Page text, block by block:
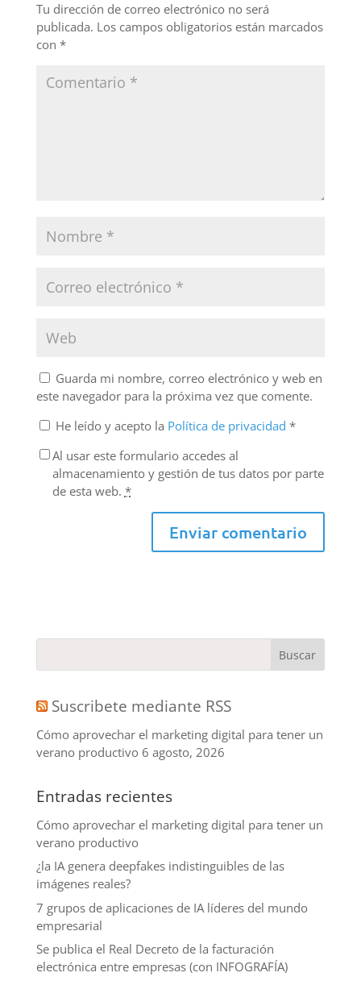
o
k
Tu dirección de correo electrónico no será
publicada. Los campos obligatorios están marcados
con *
Guarda mi nombre, correo electrónico y web en
este navegador para la próxima vez que comente.
He leído y acepto la Política de privacidad *
Al usar este formulario accedes al
almacenamiento y gestión de tus datos por parte
de esta web. *
Suscribete mediante RSS
Cómo aprovechar el marketing digital para tener un
verano productivo 6 agosto, 2026
Entradas recientes
Cómo aprovechar el marketing digital para tener un
verano productivo
¿la IA genera deepfakes indistinguibles de las
imágenes reales?
7 grupos de aplicaciones de IA líderes del mundo
empresarial
Se publica el Real Decreto de la facturación
electrónica entre empresas (con INFOGRAFÍA)